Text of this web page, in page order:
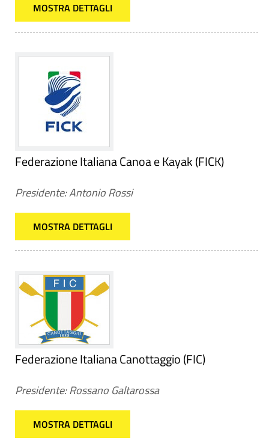
MOSTRA DETTAGLI
Federazione Italiana Canoa e Kayak (FICK)
Presidente: Antonio Rossi
MOSTRA DETTAGLI
Federazione Italiana Canottaggio (FIC)
Presidente: Rossano Galtarossa
MOSTRA DETTAGLI